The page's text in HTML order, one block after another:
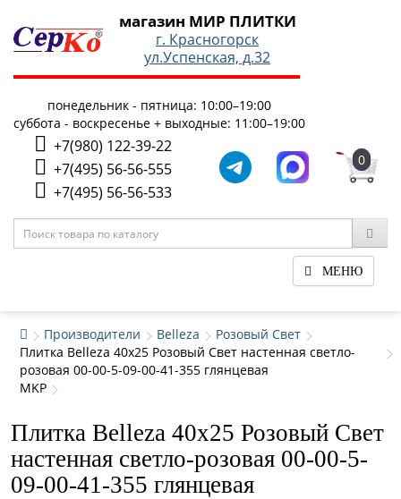
магазин МИР ПЛИТКИ
г. Красногорск
ул.Успенская, д.32
понедельник - пятница: 10:00–19:00
суббота - воскресенье + выходные: 11:00–19:00
+7(980) 122-39-22
+7(495) 56-56-555
+7(495) 56-56-533
0
МЕНЮ
Производители Belleza
Розовый Свет
Плитка Belleza 40x25 Розовый Свет настенная светло-
розовая 00-00-5-09-00-41-355 глянцевая
MKP
Плитка Belleza 40x25 Розовый Свет
настенная светло-розовая 00-00-5-
09-00-41-355 глянцевая